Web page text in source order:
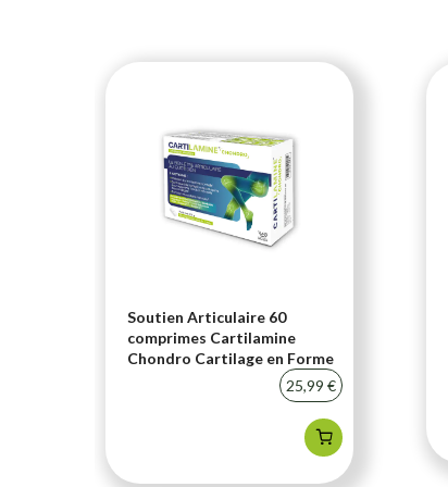
Soutien Articulaire 60
comprimes Cartilamine
Chondro Cartilage en Forme
25,99 €